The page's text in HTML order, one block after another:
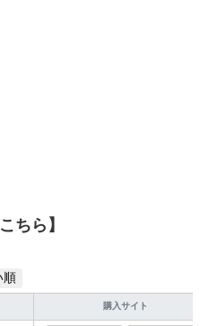
ちら】
順
購入サイト